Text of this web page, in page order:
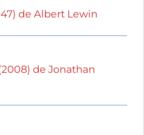
de Albert Lewin
de Jonathan